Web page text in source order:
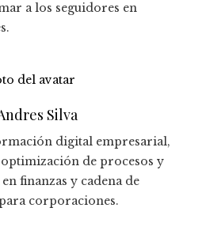
a los seguidores en
Silva
digital empresarial,
de procesos y
finanzas y cadena de
corporaciones.